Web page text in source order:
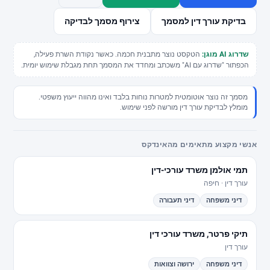
בדיקת עורך דין למסמך צירוף מסמך לבדיקה
שדרוג AI מוגן:
הטקסט נוצר מתבנית חכמה. כאשר נקודת השרת פעילה,
הכפתור "שדרוג עם AI" משכתב ומחדד את המסמך תחת מגבלת שימוש יומית.
מסמך זה נוצר אוטומטית למטרות נוחות בלבד ואינו מהווה ייעוץ משפטי.
מומלץ לבדיקת עורך דין מורשה לפני שימוש.
אנשי מקצוע מתאימים מהאינדקס
תמי אולמן משרד עורכי-דין
עורך דין · חיפה
דיני משפחה דיני תעבורה
תיקי פרטר, משרד עורכי דין
עורך דין
דיני משפחה ירושה וצוואות
שליחת וואטסאפ
טופס פנייה
מסלולים לעורכי דין
אחרי שהשארתם פנייה
בלי להציג מידע כללי כייעוץ אישי או הבטחה לתוצאה.
חיפוש לפי עיר
מתחילים קרוב למקום שצריך
תל אביב ירושלים חיפה